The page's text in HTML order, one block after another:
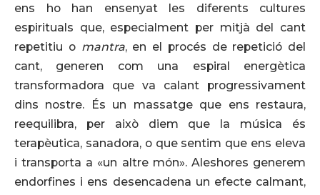
ens ho han ensenyat les diferents cultures
espirituals que, especialment per mitjà del cant
repetitiu o mantra, en el procés de repetició del
cant, generen com una espiral energètica
transformadora que va calant progressivament
dins nostre. És un massatge que ens restaura,
reequilibra, per això diem que la música és
terapèutica, sanadora, o que sentim que ens eleva
i transporta a «un altre món». Aleshores generem
endorfines i ens desencadena un efecte calmant,